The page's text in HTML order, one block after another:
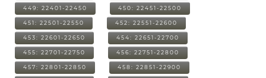
449: 22401-22450 450: 22451-22500
451: 22501-22550 452: 22551-22600
453: 22601-22650 454: 22651-22700
455: 22701-22750 456: 22751-22800
457: 22801-22850 458: 22851-22900